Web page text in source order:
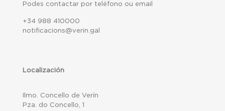
Podes contactar por teléfono ou email
+34 988 410000
notificacions@verin.gal
Localización
Ilmo. Concello de Verín
Pza. do Concello, 1